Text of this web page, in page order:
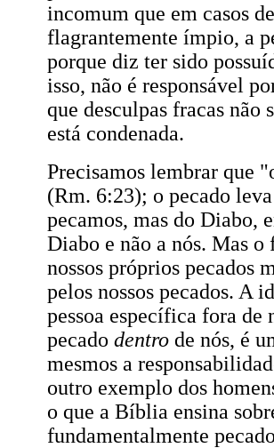
incomum que em casos
flagrantemente ímpio, a
porque diz ter sido
isso, não é responsável
que desculpas fracas não
está condenada.
Precisamos lembrar que
(Rm. 6:23); o pecado
pecamos, mas do Diabo,
Diabo e não a nós. Mas o
nossos próprios pecados
pelos nossos pecados. A
pessoa específica fora
pecado dentro de nós, é
mesmos a
outro exemplo dos
o que a Bíblia ensina
fundamentalmente